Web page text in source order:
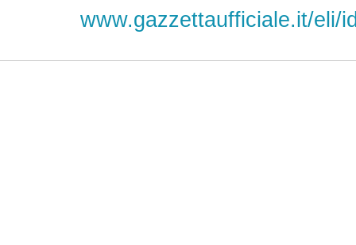
www.gazzettaufficiale.it/eli/